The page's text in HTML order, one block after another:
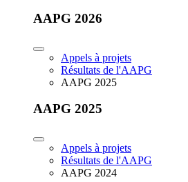
AAPG 2026
Appels à projets
Résultats de l'AAPG
AAPG 2025
AAPG 2025
Appels à projets
Résultats de l'AAPG
AAPG 2024